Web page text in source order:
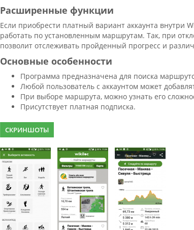
Расширенные функции
Если приобрести платный вариант аккаунта внутри
работать по установленным маршрутам. Так, при
позволит отслеживать пройденный прогресс и
Основные особенности
Программа предназначена для поиска
Любой пользователь с аккаунтом может
При выборе маршрута, можно узнать его
Присутствует платная подписка.
СКРИНШОТЫ